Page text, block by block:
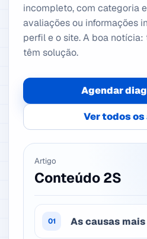
incompleto, com categoria
avaliações ou informações
perfil e o site. A boa
têm solução.
Agendar
Ver todos
Artigo
Conteúdo 2S
01 As causas